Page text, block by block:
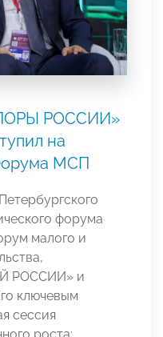
РОССИИ»
на
МСП
форума
малого и
РОССИИ» и
ключевым
сессия